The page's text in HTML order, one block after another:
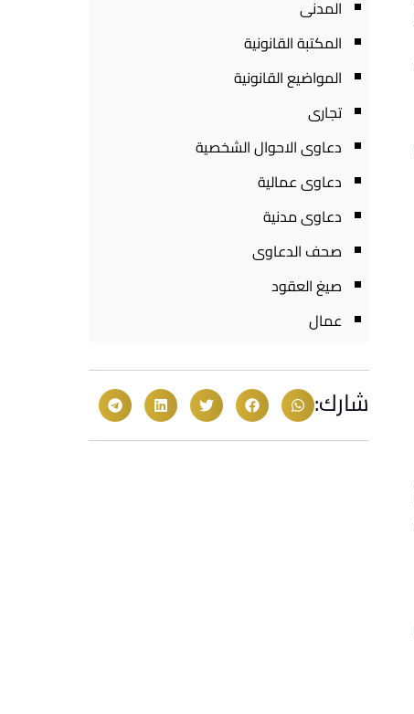
المدنى
المكتبة القانونية
المواضيع القانونية
تجارى
دعاوى الاحوال الشخصية
دعاوى عمالية
دعاوى مدنية
صحف الدعاوى
صيغ العقود
عمال
شارك: